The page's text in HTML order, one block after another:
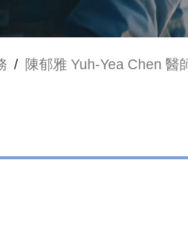
/ 陳郁雅 Yuh-Yea Chen 醫